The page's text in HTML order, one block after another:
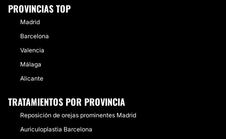
PROVINCIAS TOP
Madrid
Barcelona
Valencia
Málaga
Alicante
TRATAMIENTOS POR PROVINCIA
Reposición de orejas prominentes Madrid
Auriculoplastia Barcelona